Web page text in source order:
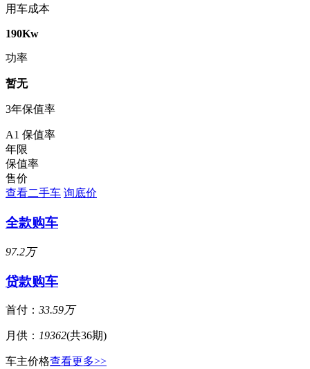
用车成本
190Kw
功率
暂无
3年保值率
A1 保值率
年限
保值率
售价
查看二手车 询底价
全款购车
97.2万
贷款购车
首付： 33.59万
月供： 19362(共36期)
车主价格查看更多>>